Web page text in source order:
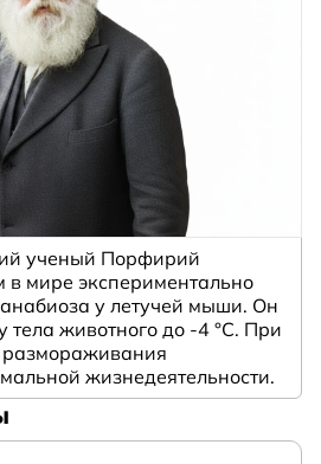
ученый Порфирий
в мире экспериментально
у летучей мыши. Он
тела животного до -4 °C. При
размораживания
жизнедеятельности.